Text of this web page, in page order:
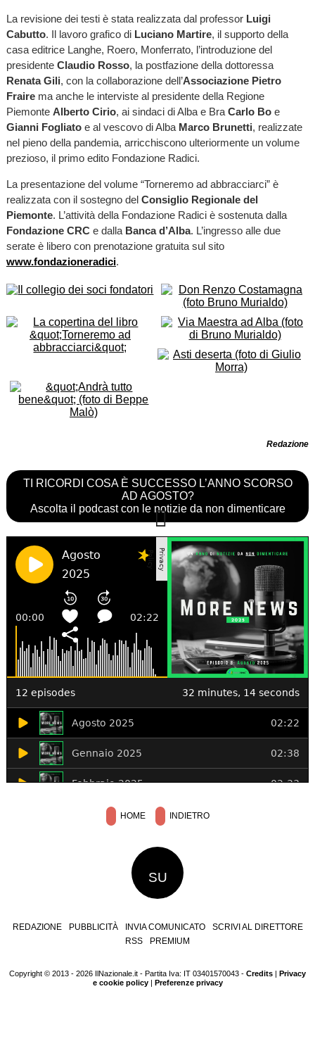
La revisione dei testi è stata realizzata dal professor Luigi
Cabutto. Il lavoro grafico di Luciano Martire, il supporto della
casa editrice Langhe, Roero, Monferrato, l’introduzione del
presidente Claudio Rosso, la postfazione della dottoressa
Renata Gili, con la collaborazione dell’Associazione Pietro
Frairema anche le interviste al presidente della Regione
Piemonte Alberto Cirio, ai sindaci di Alba e Bra Carlo Boe
Gianni Fogliatoe al vescovo di Alba Marco Brunetti, realizzate
nel pieno della pandemia, arricchiscono ulteriormente un volume
prezioso, il primo edito Fondazione Radici.
La presentazione del volume “Torneremo ad abbracciarci” è
realizzata con il sostegno del Consiglio Regionale del
Piemonte. L’attività della Fondazione Radici è sostenuta dalla
Fondazione CRCe dalla Banca d’Alba. L’ingresso alle due
serate è libero con prenotazione gratuita sul sito
www.fondazioneradici.
Redazione
TI RICORDI COSA È SUCCESSO L’ANNO SCORSO
AD AGOSTO?
Ascolta il podcast con le notizie da non dimenticare
HOME INDIETRO
SU
REDAZIONE PUBBLICITÀ INVIA COMUNICATO
SCRIVI AL DIRETTORE
RSS
PREMIUM
Copyright © 2013 - 2026 IlNazionale.it - Partita Iva: IT 03401570043 - Credits
Privacy
e cookie policy| Preferenze privacy